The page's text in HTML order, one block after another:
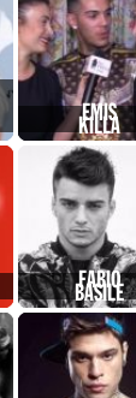
EMIS
KILLA
FABIO
BASILE